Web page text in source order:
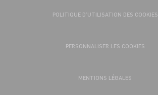
POLITIQUE D’UTILISATION DES COOKIES
PERSONNALISER LES COOKIES
MENTIONS LÉGALES